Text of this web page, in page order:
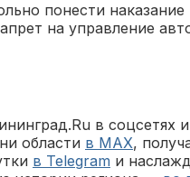
понести
на управление
в соцсетях
области в MAX,
в Telegram и